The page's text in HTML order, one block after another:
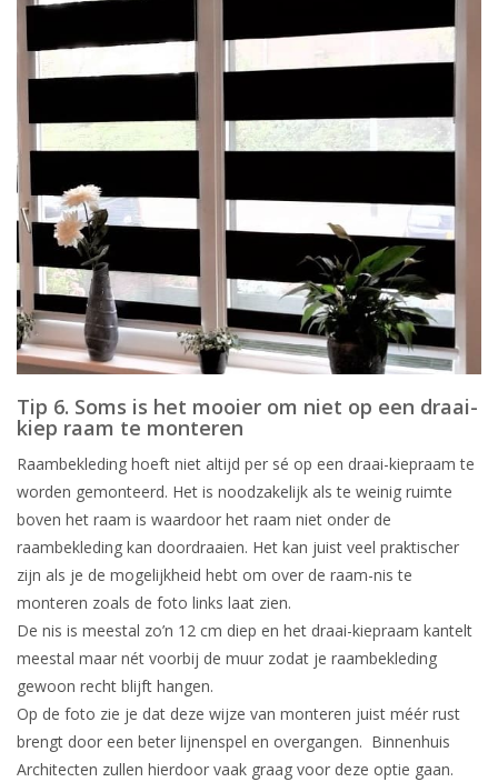
Tip 6. Soms is het mooier om niet op een draai-
kiep raam te monteren
Raambekleding hoeft niet altijd per sé op een draai-kiepraam te
worden gemonteerd. Het is noodzakelijk als te weinig ruimte
boven het raam is waardoor het raam niet onder de
raambekleding kan doordraaien. Het kan juist veel praktischer
zijn als je de mogelijkheid hebt om over de raam-nis te
monteren zoals de foto links laat zien.
De nis is meestal zo’n 12 cm diep en het draai-kiepraam kantelt
meestal maar nét voorbij de muur zodat je raambekleding
gewoon recht blijft hangen.
Op de foto zie je dat deze wijze van monteren juist méér rust
brengt door een beter lijnenspel en overgangen. Binnenhuis
Architecten zullen hierdoor vaak graag voor deze optie gaan.